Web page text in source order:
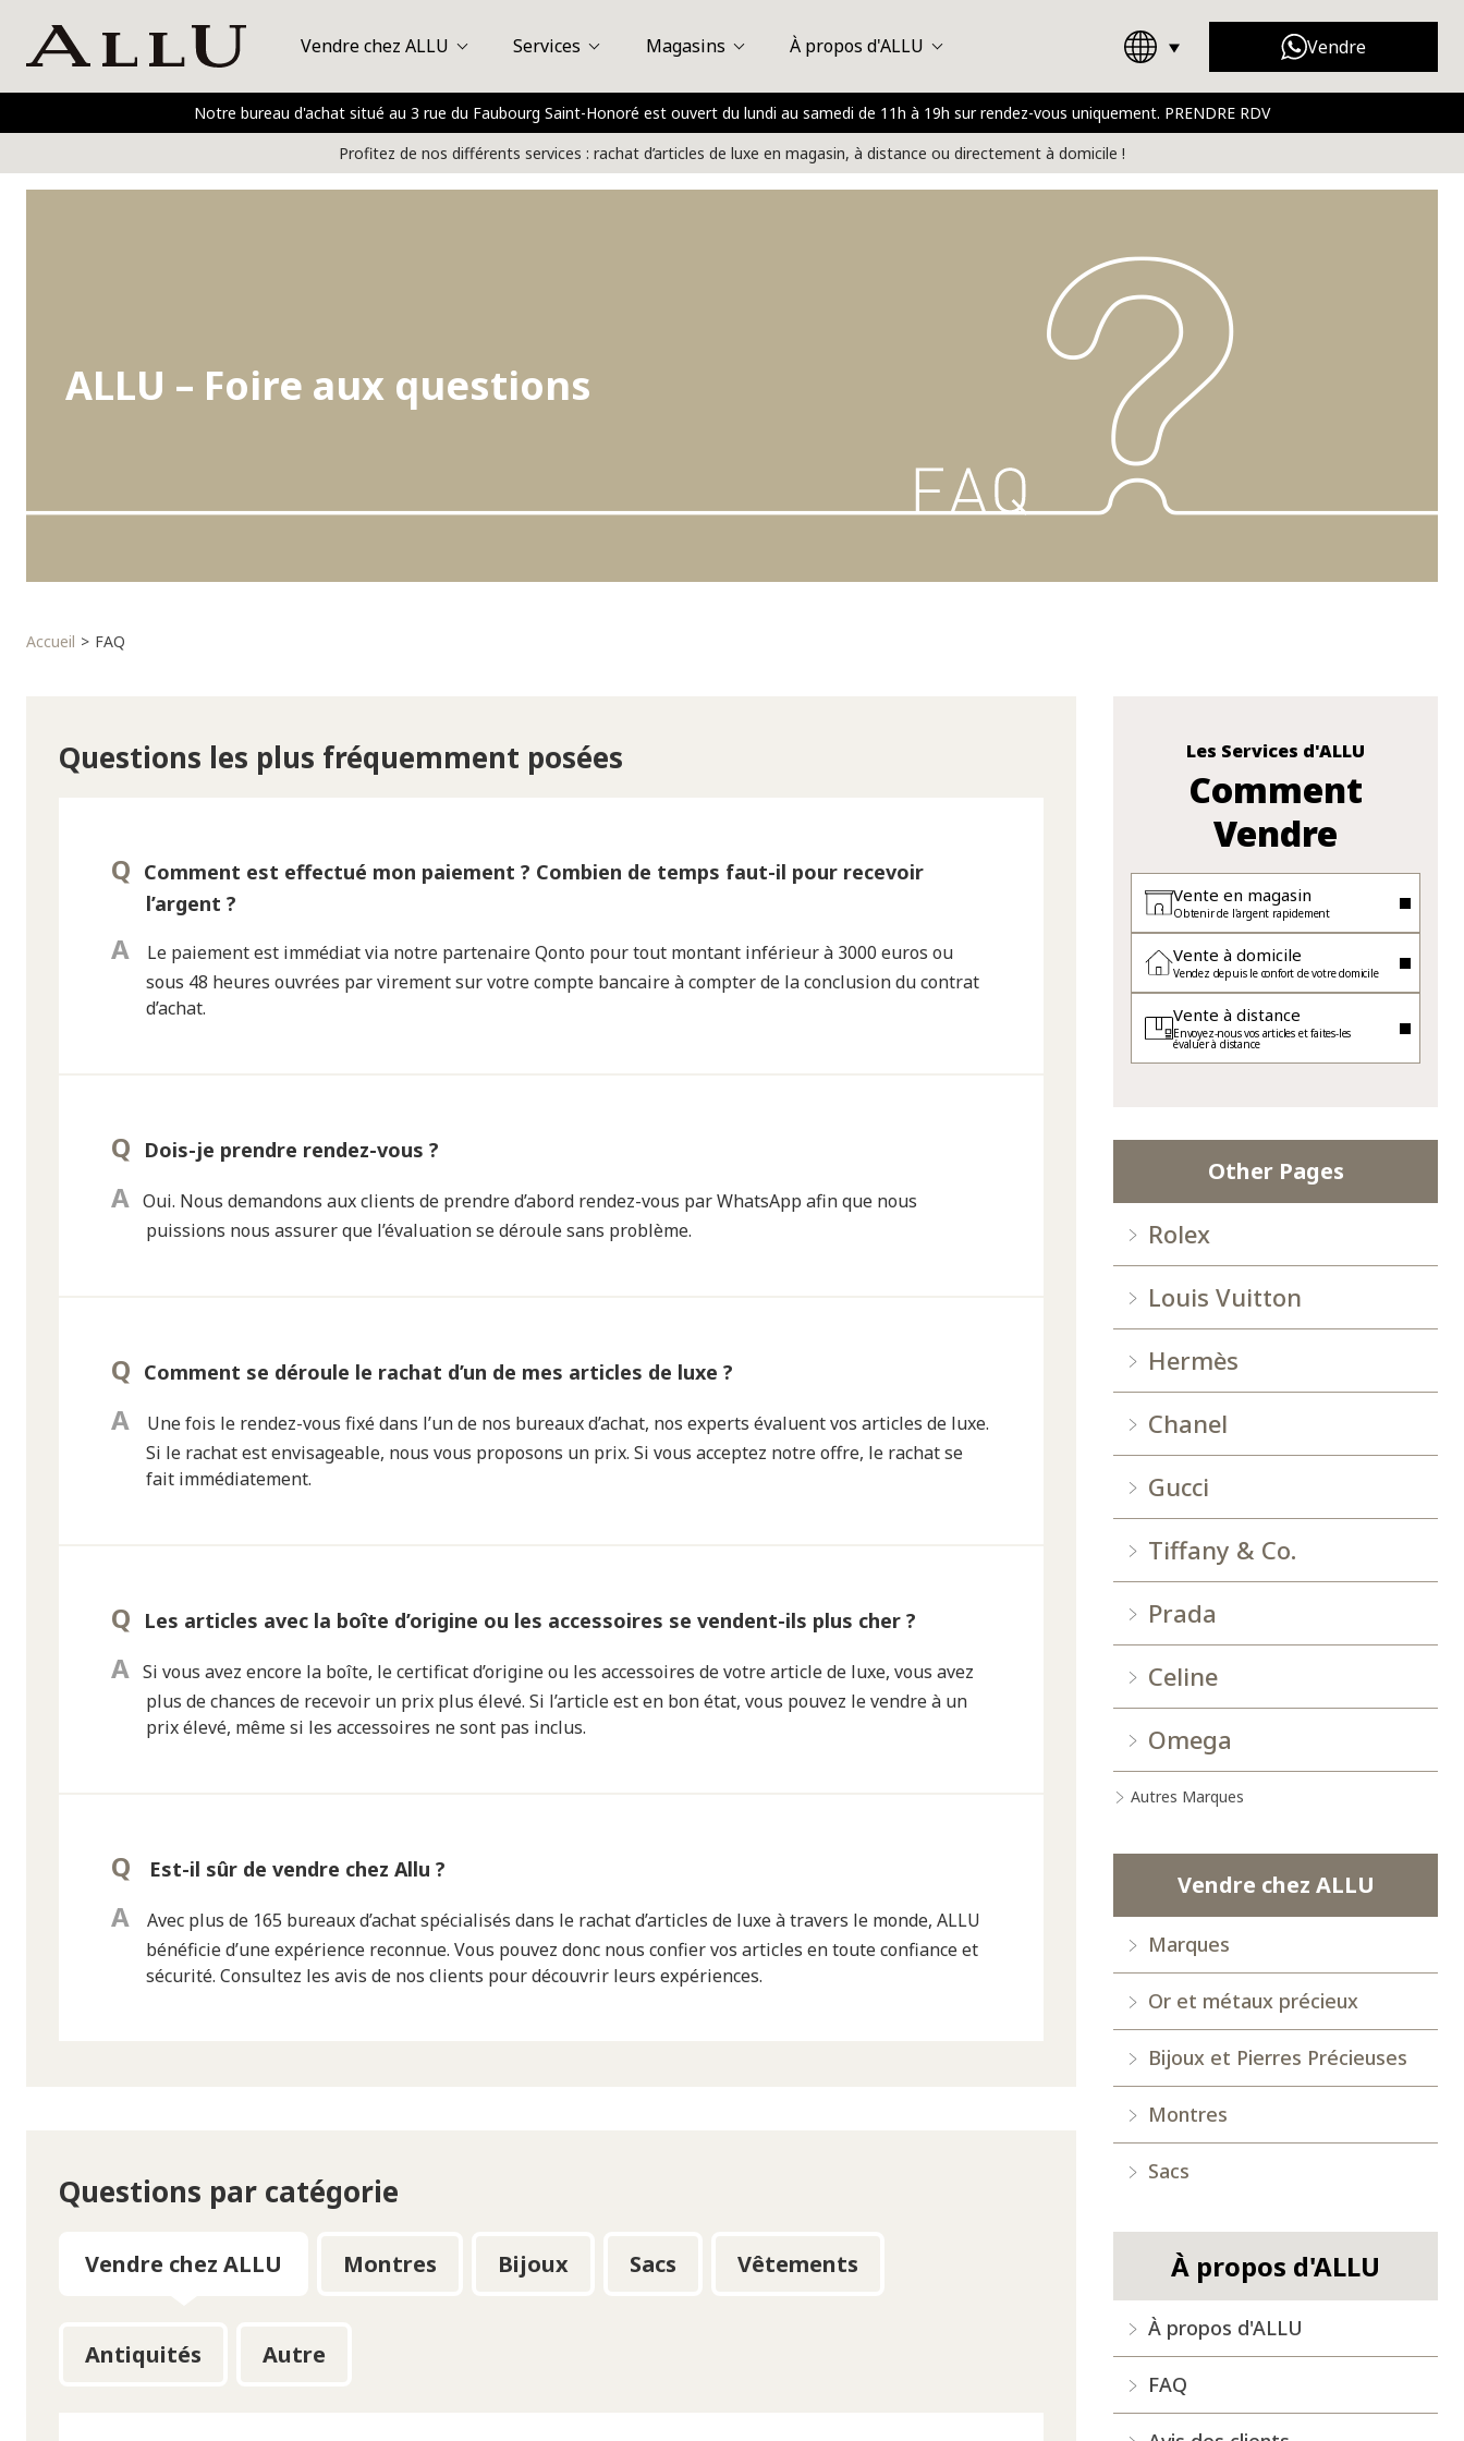
Vendre
À propos d'ALLU
À propos d'ALLU Avis des clients FAQ Presse
Magasins
Passy Plaza Saint-Honoré Nice Boulogne - Billancourt
Vendre chez ALLU
Hermès Louis Vuitton Chanel Toutes les marques
Montres
Accessoires
Services
Vente en magasin Vente à domicile Vente à distance
Notre bureau d'achat situé au 3 rue du Faubourg Saint-Honoré est ouvert du lundi au samedi de 11h à 19h sur rendez-vous uniquement. PRENDRE RDV
Profitez de nos différents services : rachat d’articles de luxe en magasin, à distance ou directement à domicile !
Accueil FAQ
ALLU – Foire aux questions
Questions les plus fréquemment posées
Comment est effectué mon paiement ? Combien de temps faut-il pour recevoir
l’argent ?
Le paiement est immédiat via notre partenaire Qonto pour tout montant inférieur à 3000 euros ou
sous 48 heures ouvrées par virement sur votre compte bancaire à compter de la conclusion du contrat
d’achat.
Dois-je prendre rendez-vous ?
Oui. Nous demandons aux clients de prendre d’abord rendez-vous par WhatsApp afin que nous
puissions nous assurer que l’évaluation se déroule sans problème.
Comment se déroule le rachat d’un de mes articles de luxe ?
Une fois le rendez-vous fixé dans l’un de nos bureaux d’achat, nos experts évaluent vos articles de luxe.
Si le rachat est envisageable, nous vous proposons un prix. Si vous acceptez notre offre, le rachat se
fait immédiatement.
Les articles avec la boîte d’origine ou les accessoires se vendent-ils plus cher ?
Si vous avez encore la boîte, le certificat d’origine ou les accessoires de votre article de luxe, vous avez
plus de chances de recevoir un prix plus élevé. Si l’article est en bon état, vous pouvez le vendre à un
prix élevé, même si les accessoires ne sont pas inclus.
Est-il sûr de vendre chez Allu ?
Avec plus de 165 bureaux d’achat spécialisés dans le rachat d’articles de luxe à travers le monde, ALLU
bénéficie d’une expérience reconnue. Vous pouvez donc nous confier vos articles en toute confiance et
sécurité. Consultez les avis de nos clients pour découvrir leurs expériences.
Questions par catégorie
Vendre chez ALLU Montres Bijoux Sacs Vêtements
Antiquités Autre
Les Services d'ALLU
Comment
Vendre
Vente en magasin
Obtenir de l'argent rapidement
Vente à domicile
Vendez depuis le confort de votre domicile
Vente à distance
Envoyez-nous vos articles et faites-les
évaluer à distance
Other Pages
Rolex
Louis Vuitton
Hermès
Chanel
Gucci
Tiffany & Co.
Prada
Celine
Omega
Autres Marques
Vendre chez ALLU
Marques
Or et métaux précieux
Bijoux et Pierres Précieuses
Montres
Sacs
À propos d'ALLU
À propos d'ALLU
FAQ